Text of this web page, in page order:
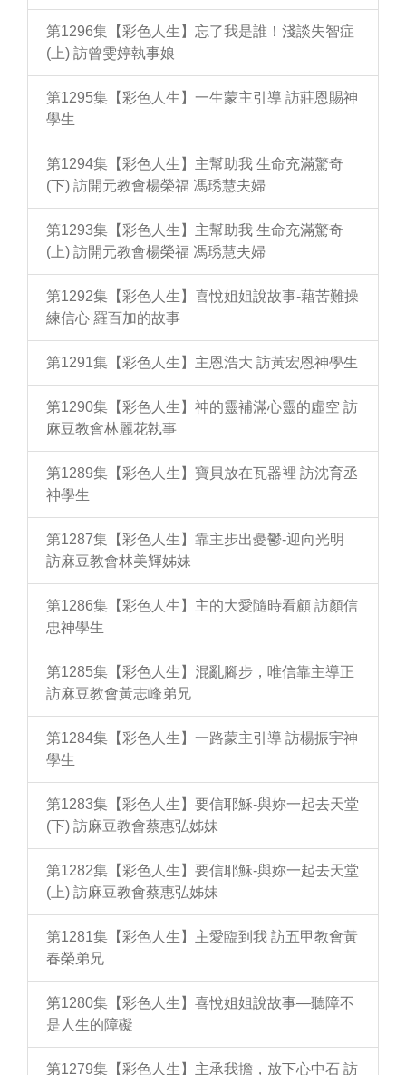
第1296集【彩色人生】忘了我是誰！淺談失智症
(上) 訪曾雯婷執事娘
第1295集【彩色人生】一生蒙主引導 訪莊恩賜神
學生
第1294集【彩色人生】主幫助我 生命充滿驚奇
(下) 訪開元教會楊榮福 馮琇慧夫婦
第1293集【彩色人生】主幫助我 生命充滿驚奇
(上) 訪開元教會楊榮福 馮琇慧夫婦
第1292集【彩色人生】喜悅姐姐說故事-藉苦難操
練信心 羅百加的故事
第1291集【彩色人生】主恩浩大 訪黃宏恩神學生
第1290集【彩色人生】神的靈補滿心靈的虛空 訪
麻豆教會林麗花執事
第1289集【彩色人生】寶貝放在瓦器裡 訪沈育丞
神學生
第1287集【彩色人生】靠主步出憂鬱-迎向光明
訪麻豆教會林美輝姊妹
第1286集【彩色人生】主的大愛隨時看顧 訪顏信
忠神學生
第1285集【彩色人生】混亂腳步，唯信靠主導正
訪麻豆教會黃志峰弟兄
第1284集【彩色人生】一路蒙主引導 訪楊振宇神
學生
第1283集【彩色人生】要信耶穌-與妳一起去天堂
(下) 訪麻豆教會蔡惠弘姊妹
第1282集【彩色人生】要信耶穌-與妳一起去天堂
(上) 訪麻豆教會蔡惠弘姊妹
第1281集【彩色人生】主愛臨到我 訪五甲教會黃
春榮弟兄
第1280集【彩色人生】喜悅姐姐說故事—聽障不
是人生的障礙
第1279集【彩色人生】主承我擔，放下心中石 訪